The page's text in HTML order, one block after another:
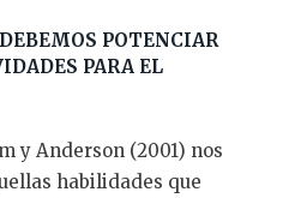
POTENCIAR
PARA EL
y Anderson (2001) nos
habilidades que